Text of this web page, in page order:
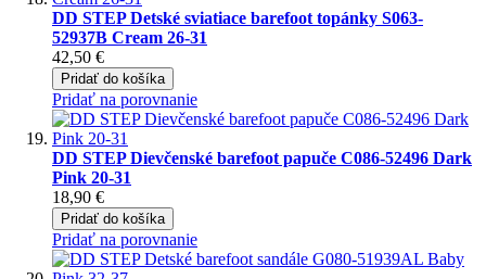
DD STEP Detské sviatiace barefoot topánky S063-
52937B Cream 26-31
42,50 €
Pridať do košíka
Pridať na porovnanie
DD STEP Dievčenské barefoot papuče C086-52496 Dark
Pink 20-31
18,90 €
Pridať do košíka
Pridať na porovnanie